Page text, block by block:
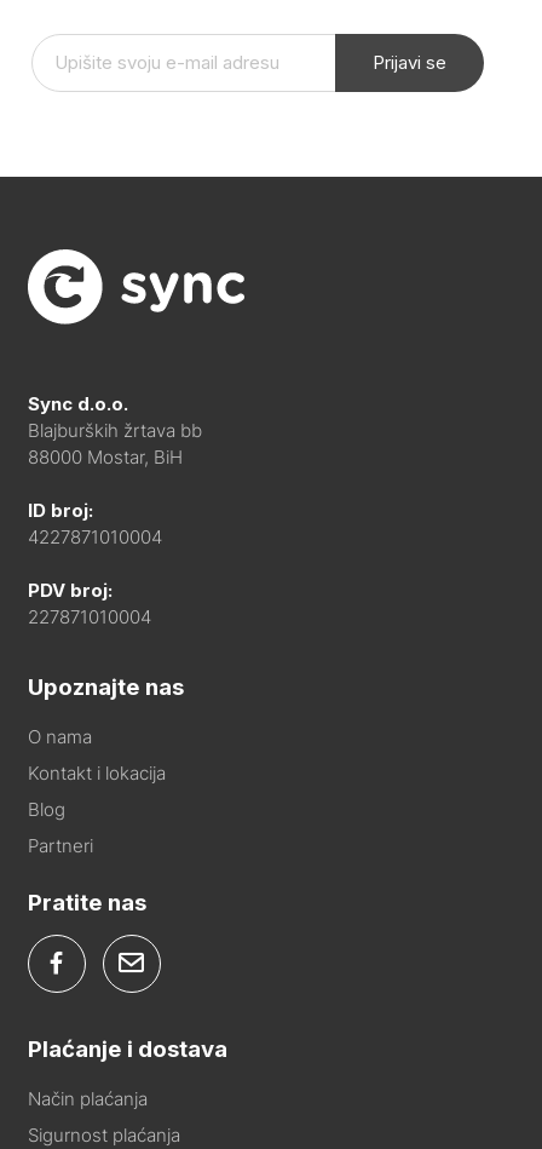
Prijavi se
Sync d.o.o.
Blajburških žrtava bb
88000 Mostar, BiH
ID broj:
4227871010004
PDV broj:
227871010004
Upoznajte nas
O nama
Kontakt i lokacija
Blog
Partneri
Pratite nas
Plaćanje i dostava
Način plaćanja
Sigurnost plaćanja